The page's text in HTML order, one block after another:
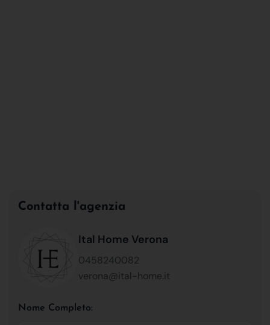
Contatta l'agenzia
Ital Home Verona
0458240082
verona@ital-home.it
Nome Completo: